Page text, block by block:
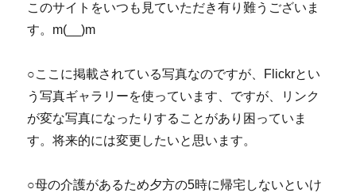
ョ
このサイトをいつも見ていただき有り難うございま
す。m(__)m
○ここに掲載されている写真なのですが、Flickrとい
う写真ギャラリーを使っています、ですが、リンク
が変な写真になったりすることがあり困っていま
す。将来的には変更したいと思います。
○母の介護があるため夕方の5時に帰宅しないといけ